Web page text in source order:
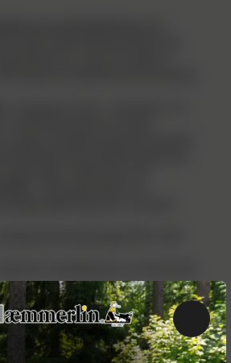
sécuriser efficacement les
ou de circulation.
associe visibilité renforcée et
durable et anticorrosion.
même de nuit.
spécifique ou couleur
d’accrochage par simple
de relier plusieurs barrières.
par lot de 60 pièces.
facile à transporter et à